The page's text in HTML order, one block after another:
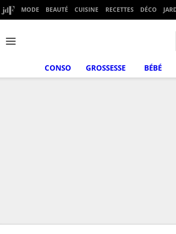
MODE BEAUTÉ CUISINE RECETTES DÉCO
CONSO GROSSESSE BÉBÉ